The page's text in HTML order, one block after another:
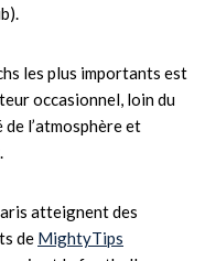
les plus importants est
occasionnel, loin du
l’atmosphère et
atteignent des
de MightyTips